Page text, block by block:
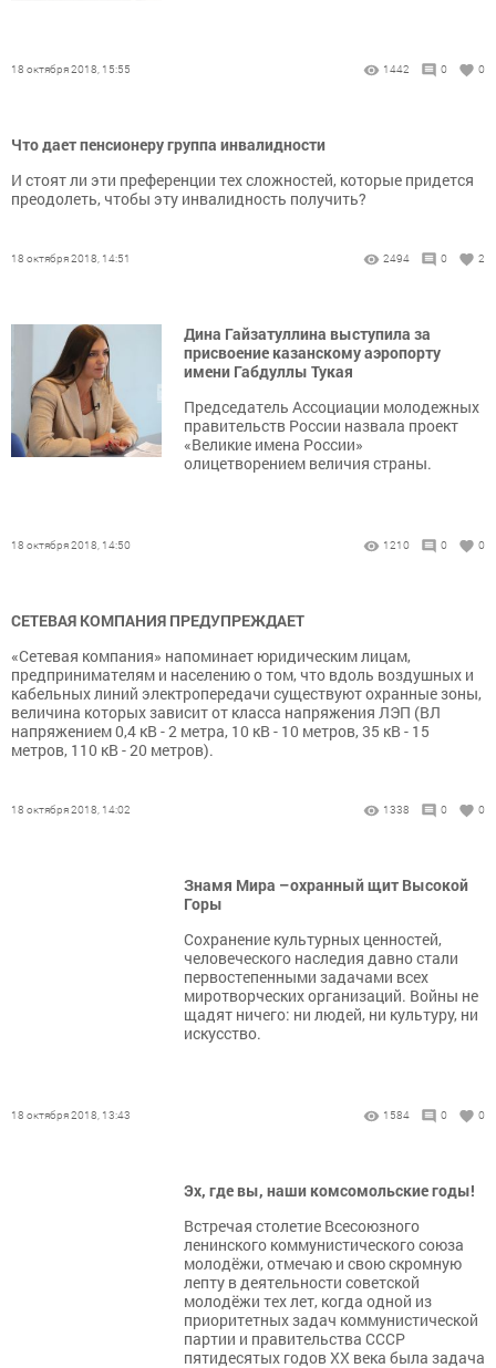
18 октября 2018, 15:55 1442 0 0
Что дает пенсионеру группа инвалидности
И стоят ли эти преференции тех сложностей, которые придется
преодолеть, чтобы эту инвалидность получить?
18 октября 2018, 14:51 2494 0 2
Дина Гайзатуллина выступила за
присвоение казанскому аэропорту
имени Габдуллы Тукая
Председатель Ассоциации молодежных
правительств России назвала проект
«Великие имена России»
олицетворением величия страны.
18 октября 2018, 14:50 1210 0 0
СЕТЕВАЯ КОМПАНИЯ ПРЕДУПРЕЖДАЕТ
«Сетевая компания» напоминает юридическим лицам,
предпринимателям и населению о том, что вдоль воздушных и
кабельных линий электропередачи существуют охранные зоны,
величина которых зависит от класса напряжения ЛЭП (ВЛ
напряжением 0,4 кВ - 2 метра, 10 кВ - 10 метров, 35 кВ - 15
метров, 110 кВ - 20 метров).
18 октября 2018, 14:02 1338 0 0
Знамя Мира –охранный щит Высокой
Горы
Сохранение культурных ценностей,
человеческого наследия давно стали
первостепенными задачами всех
миротворческих организаций. Войны не
щадят ничего: ни людей, ни культуру, ни
искусство.
18 октября 2018, 13:43 1584 0 0
Эх, где вы, наши комсомольские годы!
Встречая столетие Всесоюзного
ленинского коммунистического союза
молодёжи, отмечаю и свою скромную
лепту в деятельности советской
молодёжи тех лет, когда одной из
приоритетных задач коммунистической
партии и правительства СССР
пятидесятых годов XX века была задача